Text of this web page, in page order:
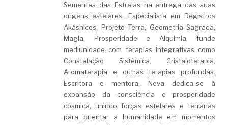
Sementes das Estrelas na entrega das suas
origens estelares. Especialista em Registros
Akáshicos, Projeto Terra, Geometria Sagrada,
Magia, Prosperidade e Alquimia, funde
mediunidade com terapias integrativas como
Constelação Sistêmica, Cristaloterapia,
Aromaterapia e outras terapias profundas.
Escritora e mentora, Neva dedica-se à
expansão da consciência e prosperidade
cósmica, unindo forças estelares e terranas
para orientar a humanidade em momentos